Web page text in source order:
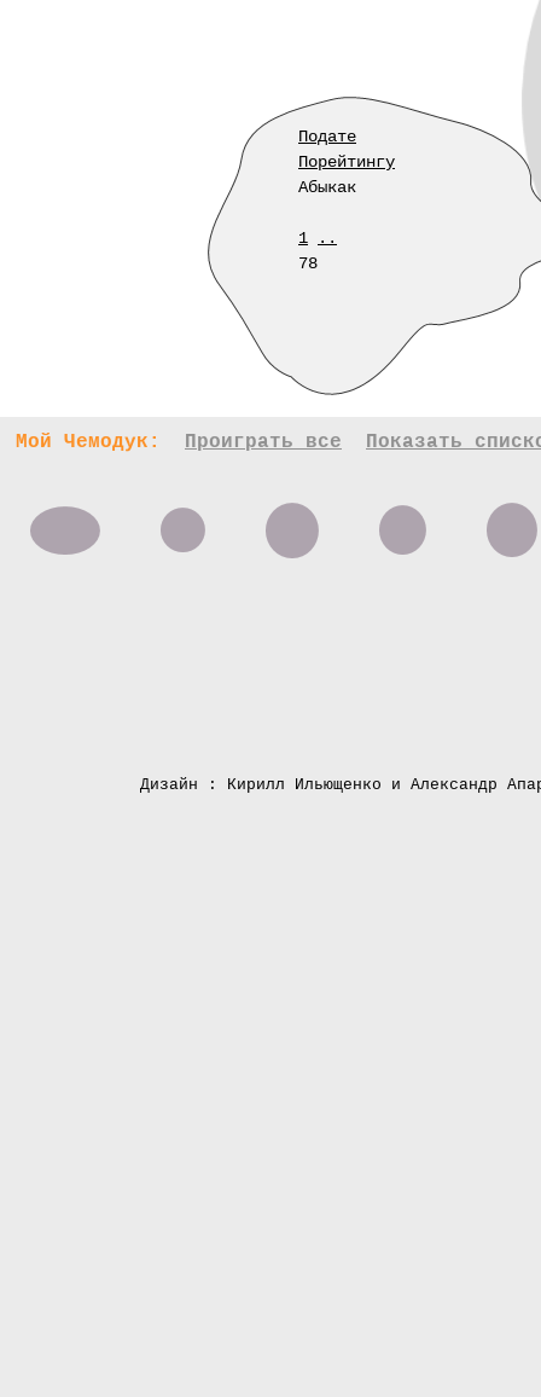
Подате
Порейтингу
Абыкак
1
..
78
Мой Чемодук: Проиграть все Показать
Дизайн : Кирилл Ильющенко и Александр